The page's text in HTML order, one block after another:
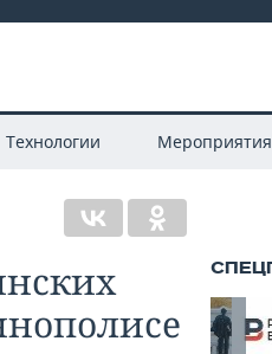
Технологии Мероприятия